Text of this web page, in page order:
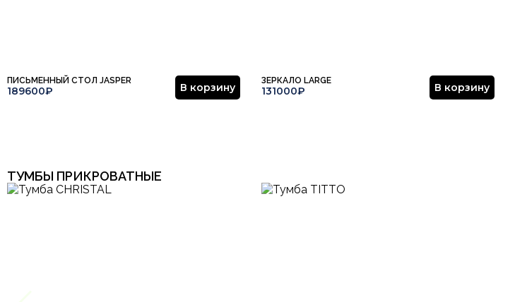
ПИСЬМЕННЫЙ СТОЛ JASPER
189600₽ В корзину
ЗЕРКАЛО LARGE
131000₽ В корзину
ТУМБЫ ПРИКРОВАТНЫЕ